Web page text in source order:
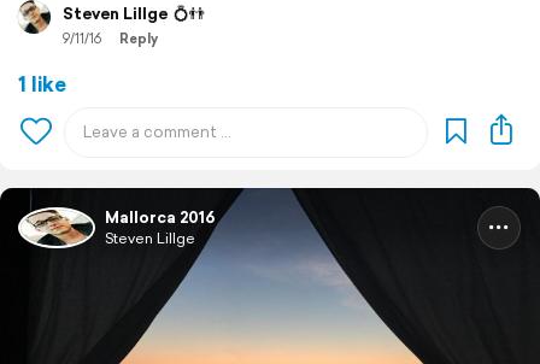
Steven Lillge 💍👬
9/11/16 Reply
1 like
Mallorca 2016
Steven Lillge